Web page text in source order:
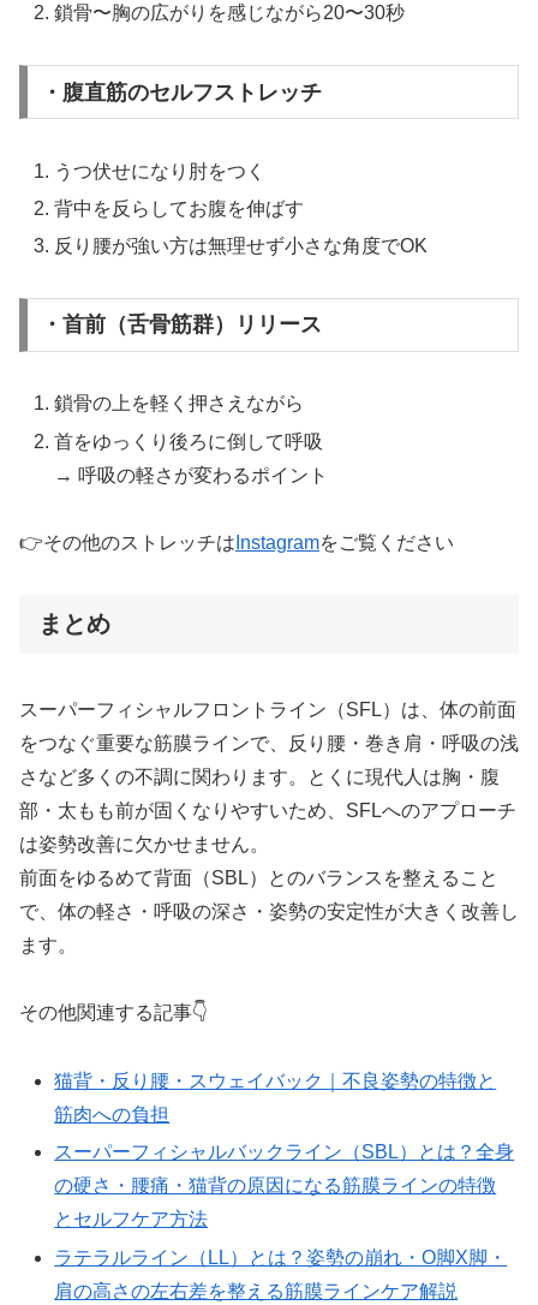
鎖骨〜胸の広がりを感じながら20〜30秒
・腹直筋のセルフストレッチ
うつ伏せになり肘をつく
背中を反らしてお腹を伸ばす
反り腰が強い方は無理せず小さな角度でOK
・首前（舌骨筋群）リリース
鎖骨の上を軽く押さえながら
首をゆっくり後ろに倒して呼吸
→ 呼吸の軽さが変わるポイント
👉その他のストレッチは Instagramをご覧ください
まとめ
スーパーフィシャルフロントライン（SFL）は、体の前面
をつなぐ重要な筋膜ラインで、反り腰・巻き肩・呼吸の浅
さなど多くの不調に関わります。とくに現代人は胸・腹
部・太もも前が固くなりやすいため、SFLへのアプローチ
は姿勢改善に欠かせません。
前面をゆるめて背面（SBL）とのバランスを整えること
で、体の軽さ・呼吸の深さ・姿勢の安定性が大きく改善し
ます。
その他関連する記事👇
猫背・反り腰・スウェイバック｜不良姿勢の特徴と
筋肉への負担
スーパーフィシャルバックライン（SBL）とは？全身
の硬さ・腰痛・猫背の原因になる筋膜ラインの特徴
とセルフケア方法
ラテラルライン（LL）とは？姿勢の崩れ・O脚X脚・
肩の高さの左右差を整える筋膜ラインケア解説